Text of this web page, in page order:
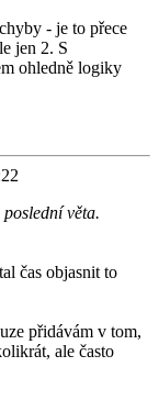
- je to přece
jen 2. S
ohledně logiky
věta.
čas objasnit to
přidávám v tom,
ale často